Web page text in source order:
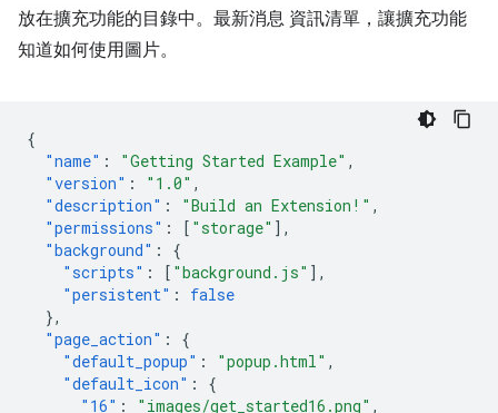
放在擴充功能的目錄中。最新消息 資訊清單，讓擴充功能
知道如何使用圖片。
{
"name" : "Getting Started Example" ,
"version" : "1.0" ,
"description" : "Build an Extension!" ,
"permissions" : [ "storage" ],
"background" :
{
"scripts" : [ "background.js" ],
"persistent" :
false
},
"page_action" :
{
"default_popup" : "popup.html" ,
"default_icon" :
{
"16" : "images/get_started16.png" ,